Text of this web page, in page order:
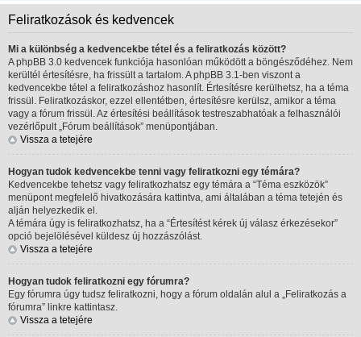
Feliratkozások és kedvencek
Mi a különbség a kedvencekbe tétel és a feliratkozás között?
A phpBB 3.0 kedvencek funkciója hasonlóan működött a böngésződéhez. Nem
kerültél értesítésre, ha frissült a tartalom. A phpBB 3.1-ben viszont a
kedvencekbe tétel a feliratkozáshoz hasonlít. Értesítésre kerülhetsz, ha a téma
frissül. Feliratkozáskor, ezzel ellentétben, értesítésre kerülsz, amikor a téma
vagy a fórum frissül. Az értesítési beállítások testreszabhatóak a felhasználói
vezérlőpult „Fórum beállítások” menüpontjában.
Vissza a tetejére
Hogyan tudok kedvencekbe tenni vagy feliratkozni egy témára?
Kedvencekbe tehetsz vagy feliratkozhatsz egy témára a “Téma eszközök”
menüpont megfelelő hivatkozására kattintva, ami általában a téma tetején és
alján helyezkedik el.
A témára úgy is feliratkozhatsz, ha a “Értesítést kérek új válasz érkezésekor”
opció bejelölésével küldesz új hozzászólást.
Vissza a tetejére
Hogyan tudok feliratkozni egy fórumra?
Egy fórumra úgy tudsz feliratkozni, hogy a fórum oldalán alul a „Feliratkozás a
fórumra” linkre kattintasz.
Vissza a tetejére